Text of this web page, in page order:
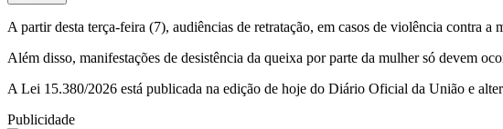
A partir desta terça-feira (7), audiências de retratação, em casos de violência contra
Além disso, manifestações de desistência da queixa por parte da mulher só devem
A Lei 15.380/2026 está publicada na edição de hoje do Diário Oficial da União e
Publicidade